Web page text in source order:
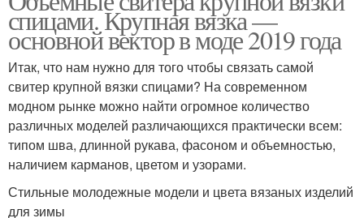
спицами. Крупная вязка —
основной вектор в моде 2019 года
Итак, что нам нужно для того чтобы связать самой
свитер крупной вязки спицами? На современном
модном рынке можно найти огромное количество
различных моделей различающихся практически всем:
типом шва, длинной рукава, фасоном и объемностью,
наличием карманов, цветом и узорами.
Стильные молодежные модели и цвета вязаных изделий
для зимы